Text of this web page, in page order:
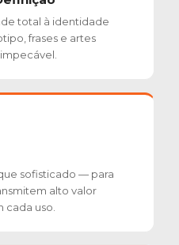
total à identidade
frases e artes
sofisticado — para
alto valor
uso.